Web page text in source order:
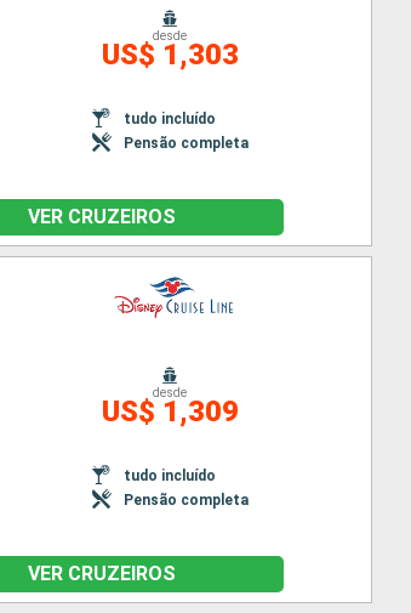
desde
US$ 1,303
tudo incluído
Pensão completa
VER CRUZEIROS
desde
US$ 1,309
tudo incluído
Pensão completa
VER CRUZEIROS